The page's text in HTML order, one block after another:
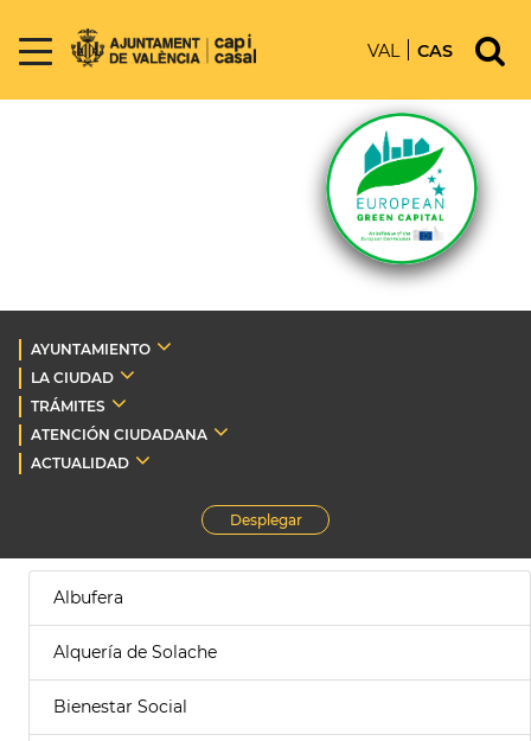
VAL CAS
AYUNTAMIENTO
LA CIUDAD
TRÁMITES
ATENCIÓN CIUDADANA
ACTUALIDAD
Desplegar
Albufera
Alquería de Solache
Bienestar Social